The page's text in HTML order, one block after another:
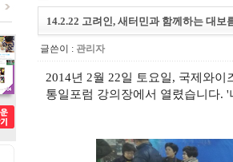
14.2.22 고려인, 새터민과 함께하는 대보
글쓴이 : 관리자
2014년 2월 22일 토요일, 국제와
통일포럼 강의장에서 열렸습니다.